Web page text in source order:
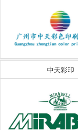
中天彩印